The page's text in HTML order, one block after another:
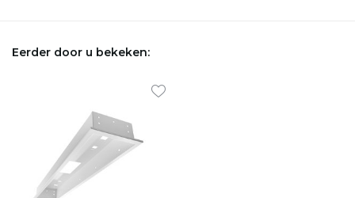
Eerder door u bekeken: